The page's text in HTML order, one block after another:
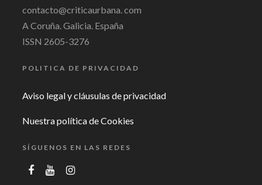
contacto@criticaurbana. com
A Coruña. Galicia. España
ISSN 2605-3276
POLITICA DE PRIVACIDAD
Aviso legal y cláusulas de privacidad
Nuestra política de Cookies
SÍGUENOS EN LAS REDES